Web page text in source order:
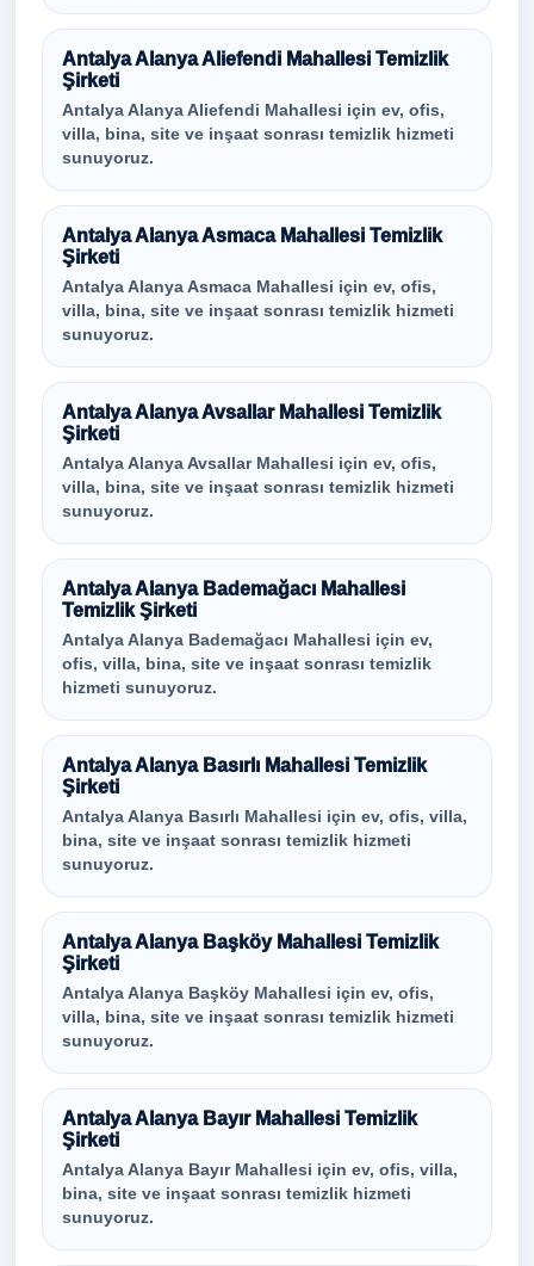
Antalya Alanya Aliefendi Mahallesi Temizlik
Şirketi
Antalya Alanya Aliefendi Mahallesi için ev, ofis,
villa, bina, site ve inşaat sonrası temizlik hizmeti
sunuyoruz.
Antalya Alanya Asmaca Mahallesi Temizlik
Şirketi
Antalya Alanya Asmaca Mahallesi için ev, ofis,
villa, bina, site ve inşaat sonrası temizlik hizmeti
sunuyoruz.
Antalya Alanya Avsallar Mahallesi Temizlik
Şirketi
Antalya Alanya Avsallar Mahallesi için ev, ofis,
villa, bina, site ve inşaat sonrası temizlik hizmeti
sunuyoruz.
Antalya Alanya Bademağacı Mahallesi
Temizlik Şirketi
Antalya Alanya Bademağacı Mahallesi için ev,
ofis, villa, bina, site ve inşaat sonrası temizlik
hizmeti sunuyoruz.
Antalya Alanya Basırlı Mahallesi Temizlik
Şirketi
Antalya Alanya Basırlı Mahallesi için ev, ofis, villa,
bina, site ve inşaat sonrası temizlik hizmeti
sunuyoruz.
Antalya Alanya Başköy Mahallesi Temizlik
Şirketi
Antalya Alanya Başköy Mahallesi için ev, ofis,
villa, bina, site ve inşaat sonrası temizlik hizmeti
sunuyoruz.
Antalya Alanya Bayır Mahallesi Temizlik
Şirketi
Antalya Alanya Bayır Mahallesi için ev, ofis, villa,
bina, site ve inşaat sonrası temizlik hizmeti
sunuyoruz.